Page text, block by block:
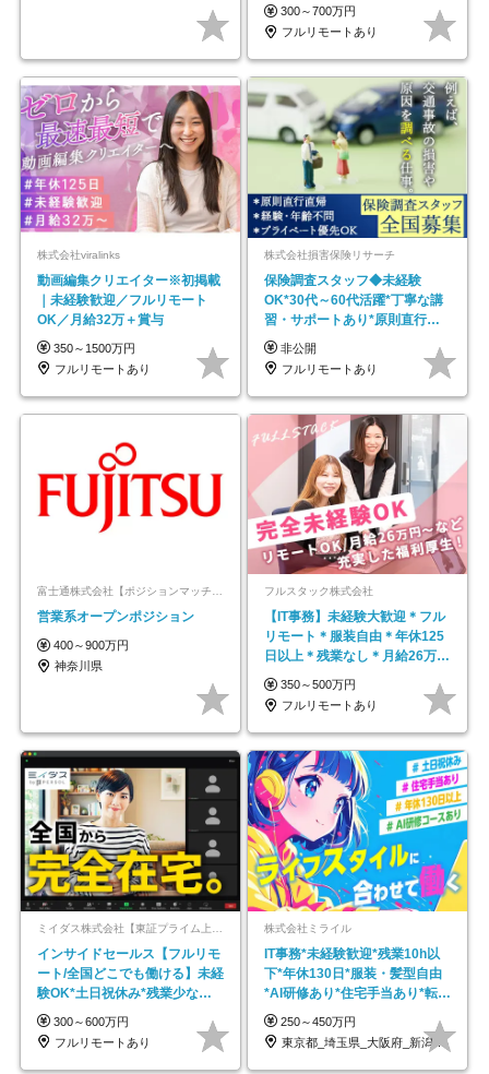
300～700万円
フルリモートあり
株式会社viralinks
動画編集クリエイター※初掲載
｜未経験歓迎／フルリモート
OK／月給32万＋賞与
350～1500万円
フルリモートあり
株式会社損害保険リサーチ
保険調査スタッフ◆未経験
OK*30代～60代活躍*丁寧な講
習・サポートあり*原則直行直
帰／全国募集・業務委託
非公開
フルリモートあり
富士通株式会社【ポジションマッチ登録】
営業系オープンポジション
400～900万円
神奈川県
フルスタック株式会社
【IT事務】未経験大歓迎＊フル
リモート＊服装自由＊年休125
日以上＊残業なし＊月給26万円
以上
350～500万円
フルリモートあり
インサイドセールス【フルリモ
ート/全国どこでも働ける】未経
験OK*土日祝休み*残業少なめ*
在宅勤務手当あり
300～600万円
フルリモートあり
株式会社ミライル
IT事務*未経験歓迎*残業10h以
下*年休130日*服装・髪型自由
*AI研修あり*住宅手当あり*転勤
なし
250～450万円
東京都_埼玉県_大阪府_新潟県_福岡県